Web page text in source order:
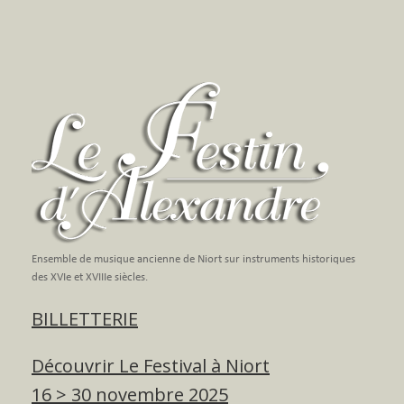
Ensemble de musique ancienne de Niort sur instruments historiques
des XVIe et XVIIIe siècles.
BILLETTERIE
Découvrir Le Festival à Niort
16 > 30 novembre 2025